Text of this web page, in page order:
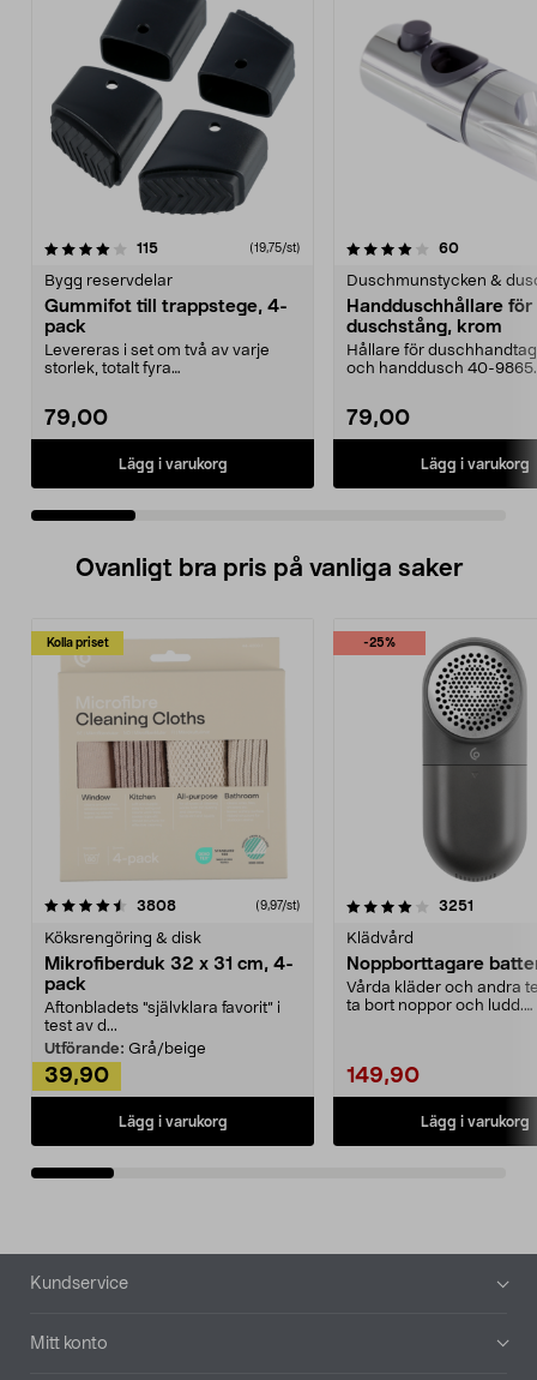
115recensioner (19,75/st)
Bygg reservdelar
Gummifot till trappstege, 4-
pack
Levereras i set om två av varje
storlek, totalt fyra
79,00
Lägg i varukorg
4.0 av 5 stjärnor 60
Duschmunstycken &
Handduschhållare
duschstång, krom
Hållare för
och handdusch 40-
79,00
Lägg i varukorg
4.5 av 5 stjärnor
Ovanligt bra pris på vanliga saker
Kolla priset
3808recensioner (9,97/st)
Köksrengöring & disk
Mikrofiberduk 32 x 31 cm, 4-
pack
Aftonbladets "självklara favorit” i
test av d...
Utförande: Grå/beige
39,90
Lägg i varukorg
-25%
4.0av 5 stjärnor 3251
Klädvård
Noppborttagare
Vårda kläder och andra
ta bort noppor och ludd.
149,90
Lägg i varukorg
4.5av 5 stjärnor
Sidfot
Kundservice
Mitt konto